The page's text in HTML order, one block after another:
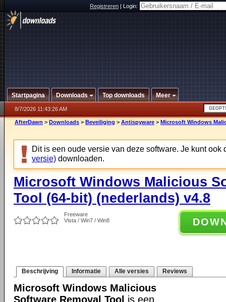
Registreren|Login:
Startpagina Downloads Top downloads Meer
8/7/2026 11:43:26 AM
AfterDawn > Downloads > Beveiliging > Antispyware > Microsoft Windows
Dit is een oude versie van deze software. Je kunt ook
versie) downloaden.
Microsoft Windows Malicious
Tool (64-bit) (nederlands) v4.8
Freeware
Vista / Win7 / Win8
Beschrijving Informatie Alle versies Reviews
Microsoft Windows Malicious
Software Removal Tool is een